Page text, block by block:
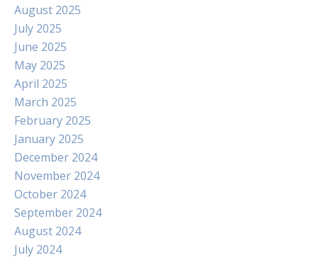
August 2025
July 2025
June 2025
May 2025
April 2025
March 2025
February 2025
January 2025
December 2024
November 2024
October 2024
September 2024
August 2024
July 2024